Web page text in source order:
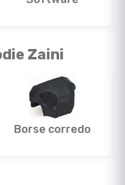
Zaini
Borse corredo